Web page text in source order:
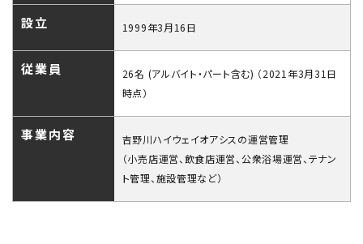
設立 1999年3月16日
従業員
26名 (アルバイト・パート含む) （2021年3月31日
時点）
事業内容
吉野川ハイウェイオアシスの運営管理
（小売店運営、飲食店運営、公衆浴場運営、テナン
ト管理、施設管理など）